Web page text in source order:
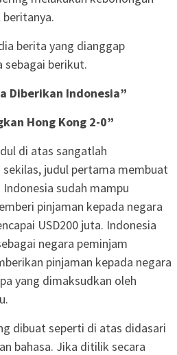
berita yang dianggap
sebagai berikut.
Diberikan Indonesia”
Hong Kong 2-0”
di atas sangatlah
sekilas, judul pertama membuat
sudah mampu
pinjaman kepada negara
USD200 juta. Indonesia
negara peminjam
pinjaman kepada negara
yang dimaksudkan oleh
dibuat seperti di atas didasari
bahasa. Jika ditilik secara